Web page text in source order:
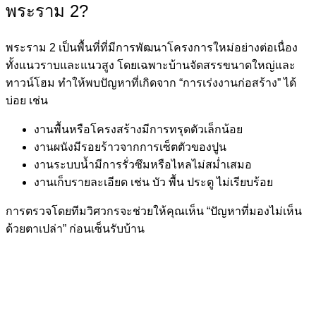
พระราม 2?
พระราม 2 เป็นพื้นที่ที่มีการพัฒนาโครงการใหม่อย่างต่อเนื่อง
ทั้งแนวราบและแนวสูง โดยเฉพาะบ้านจัดสรรขนาดใหญ่และ
ทาวน์โฮม ทำให้พบปัญหาที่เกิดจาก “การเร่งงานก่อสร้าง” ได้
บ่อย เช่น
งานพื้นหรือโครงสร้างมีการทรุดตัวเล็กน้อย
งานผนังมีรอยร้าวจากการเซ็ตตัวของปูน
งานระบบน้ำมีการรั่วซึมหรือไหลไม่สม่ำเสมอ
งานเก็บรายละเอียด เช่น บัว พื้น ประตู ไม่เรียบร้อย
การตรวจโดยทีมวิศวกรจะช่วยให้คุณเห็น “ปัญหาที่มองไม่เห็น
ด้วยตาเปล่า” ก่อนเซ็นรับบ้าน